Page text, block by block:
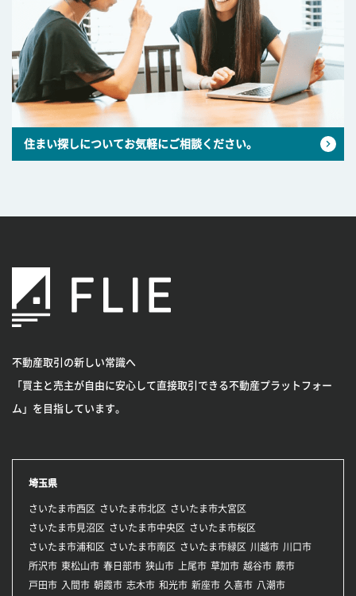
住まい探しについてお気軽にご相談ください。
不動産取引の新しい常識へ
「買主と売主が自由に安心して直接取引できる不動産プラットフォー
ム」を目指しています。
埼玉県
さいたま市西区 さいたま市北区
さいたま市大宮区
さいたま市見沼区
さいたま市中央区
さいたま市桜区
さいたま市浦和区
さいたま市南区 さいたま市緑区 川越市 川口市
所沢市 東松山市 春日部市 狭山市 上尾市 草加市 越谷市 蕨市
戸田市 入間市 朝霞市 志木市 和光市 新座市 久喜市 八潮市